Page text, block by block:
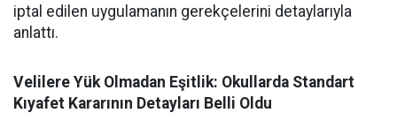
iptal edilen uygulamanın gerekçelerini detaylarıyla
anlattı.
Velilere Yük Olmadan Eşitlik: Okullarda Standart
Kıyafet Kararının Detayları Belli Oldu